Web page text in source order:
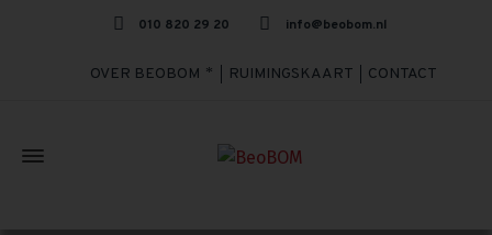
010 820 29 20 info@beobom.nl
OVER BEOBOM RUIMINGSKAART CONTACT